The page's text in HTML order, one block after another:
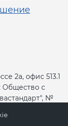
2а, офис 513.1
Общество с
№